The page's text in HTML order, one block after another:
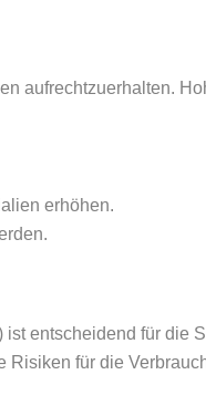
aufrechtzuerhalten.
erhöhen.
entscheidend für die
für die